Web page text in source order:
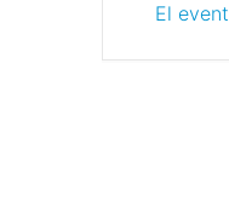
El